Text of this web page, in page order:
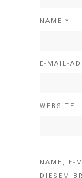
NAME *
E-MAIL-
WEBSITE
NAME, E-
DIESEM